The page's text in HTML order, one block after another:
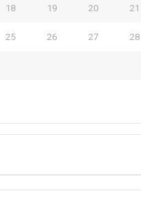
18 19 20 21
25 26 27 28